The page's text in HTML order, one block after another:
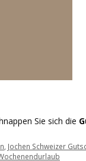
Sie sich die
, Jochen Schweizer